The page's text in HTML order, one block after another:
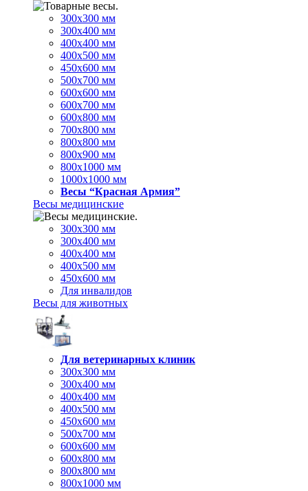
300х300 мм
300х400 мм
400х400 мм
400х500 мм
450х600 мм
500х700 мм
600х600 мм
600х700 мм
600х800 мм
700х800 мм
800х800 мм
800х900 мм
800х1000 мм
1000х1000 мм
Весы “Красная Армия”
Весы медицинские
300х300 мм
300х400 мм
400х400 мм
400х500 мм
450х600 мм
Для инвалидов
Весы для животных
Для ветеринарных клиник
300х300 мм
300х400 мм
400х400 мм
400х500 мм
450х600 мм
500х700 мм
600х600 мм
600х800 мм
800х800 мм
800х1000 мм